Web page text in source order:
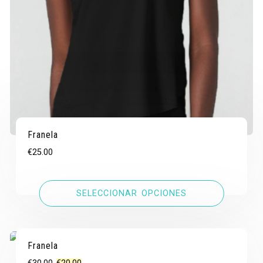
Franela
€25.00
SELECCIONAR OPCIONES
Franela